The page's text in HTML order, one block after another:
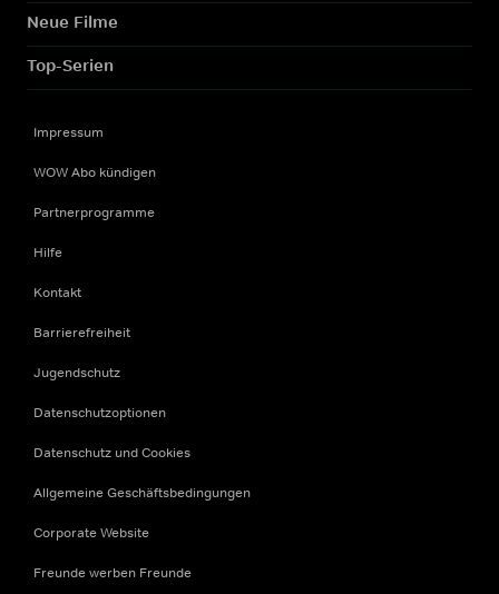
Neue Filme
Top-Serien
Impressum
WOW Abo kündigen
Partnerprogramme
Hilfe
Kontakt
Barrierefreiheit
Jugendschutz
Datenschutzoptionen
Datenschutz und Cookies
Allgemeine Geschäftsbedingungen
Corporate Website
Freunde werben Freunde